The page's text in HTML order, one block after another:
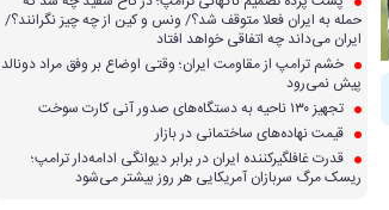
حمله به ایران فعلا متوقف شد؟/ ونس و کین از چه چیز نگرانند؟/
ایران می‌داند چه اتفاقی خواهد افتاد
خشم ترامپ از مقاومت ایران؛ وقتی اوضاع بر وفق مراد دونالد
پیش نمی‌رود
تجهیز ۱۳۰ ناحیه به دستگاه‌های صدور آنی کارت سوخت
قیمت نهاده‌های ساختمانی در بازار
قدرت غافلگیرکننده ایران در برابر دیوانگی ادامه‌دار ترامپ؛
ریسک مرگ سربازان آمریکایی هر روز بیشتر می‌شود